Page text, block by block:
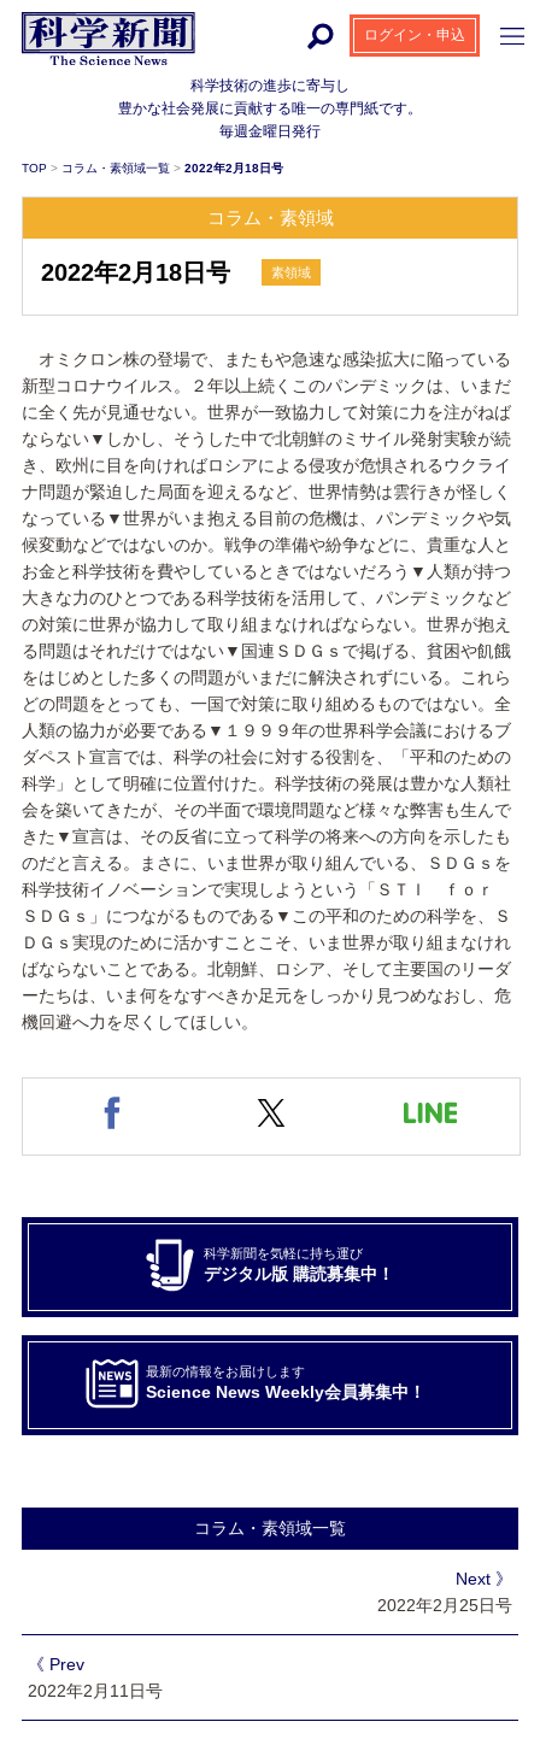
科学技術の進歩に寄与し
豊かな社会発展に貢献する唯一の専門紙です。
毎週金曜日発行
ログイン・申込
TOP > コラム・素領域一覧 > 2022年2月18日号
コラム・素領域
2022年2月18日号 素領域
オミクロン株の登場で、またもや急速な感染拡大に陥っている
新型コロナウイルス。２年以上続くこのパンデミックは、いまだ
に全く先が見通せない。世界が一致協力して対策に力を注がねば
ならない▼しかし、そうした中で北朝鮮のミサイル発射実験が続
き、欧州に目を向ければロシアによる侵攻が危惧されるウクライ
ナ問題が緊迫した局面を迎えるなど、世界情勢は雲行きが怪しく
なっている▼世界がいま抱える目前の危機は、パンデミックや気
候変動などではないのか。戦争の準備や紛争などに、貴重な人と
お金と科学技術を費やしているときではないだろう▼人類が持つ
大きな力のひとつである科学技術を活用して、パンデミックなど
の対策に世界が協力して取り組まなければならない。世界が抱え
る問題はそれだけではない▼国連ＳＤＧｓで掲げる、貧困や飢餓
をはじめとした多くの問題がいまだに解決されずにいる。これら
どの問題をとっても、一国で対策に取り組めるものではない。全
人類の協力が必要である▼１９９９年の世界科学会議におけるブ
ダペスト宣言では、科学の社会に対する役割を、「平和のための
科学」として明確に位置付けた。科学技術の発展は豊かな人類社
会を築いてきたが、その半面で環境問題など様々な弊害も生んで
きた▼宣言は、その反省に立って科学の将来への方向を示したも
のだと言える。まさに、いま世界が取り組んでいる、ＳＤＧｓを
科学技術イノベーションで実現しようという「ＳＴＩ ｆｏｒ
ＳＤＧｓ」につながるものである▼この平和のための科学を、Ｓ
ＤＧｓ実現のために活かすことこそ、いま世界が取り組まなけれ
ばならないことである。北朝鮮、ロシア、そして主要国のリーダ
ーたちは、いま何をなすべきか足元をしっかり見つめなおし、危
機回避へ力を尽くしてほしい。
科学新聞を気軽に持ち運び
デジタル版 購読募集中！
最新の情報をお届けします
Science News Weekly会員募集中！
コラム・素領域一覧
Next 》
2022年2月25日号
《 Prev
2022年2月11日号